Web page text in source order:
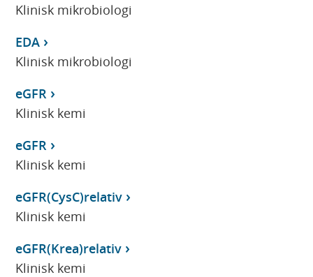
Klinisk mikrobiologi
EDA
Klinisk mikrobiologi
eGFR
Klinisk kemi
eGFR
Klinisk kemi
eGFR(CysC)relativ
Klinisk kemi
eGFR(Krea)relativ
Klinisk kemi